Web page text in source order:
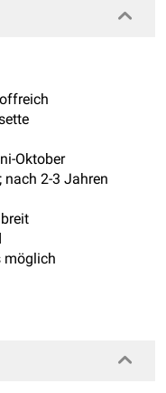
Oktober
nach 2-3 Jahren
möglich